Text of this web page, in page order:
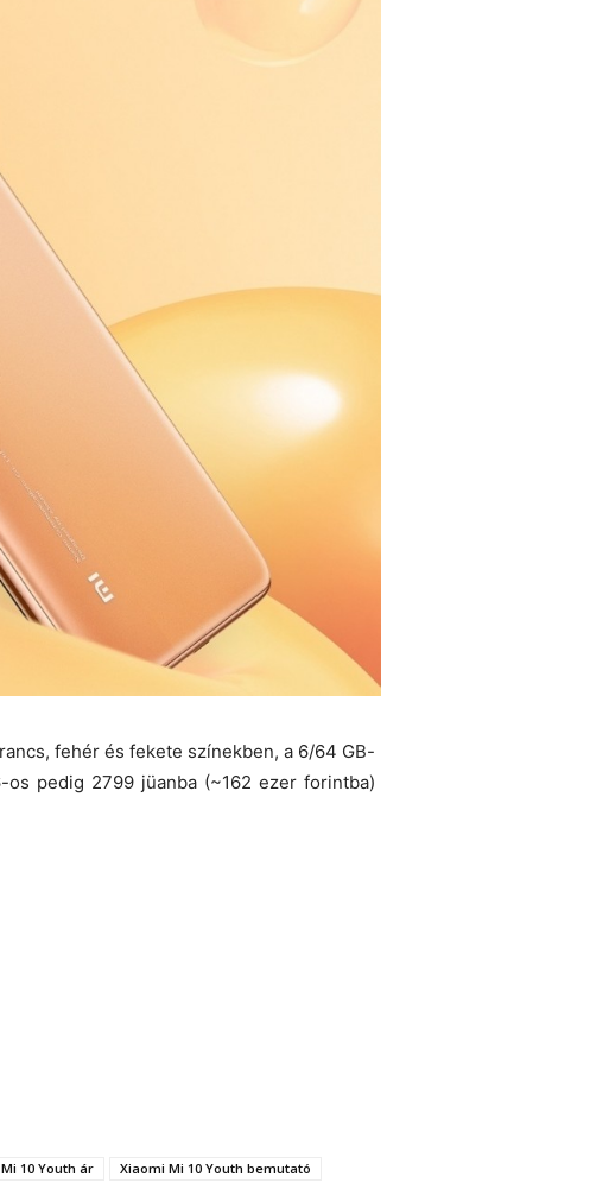
fehér és fekete színekben, a 6/64 GB-
pedig 2799 jüanba (~162 ezer forintba)
10 Youth ár Xiaomi Mi 10 Youth bemutató